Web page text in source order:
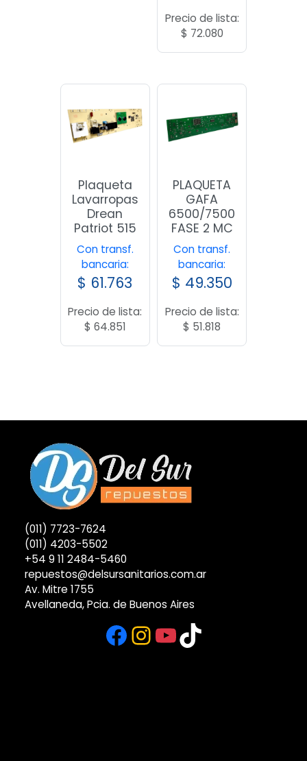
Precio de lista:
$ 72.080
Plaqueta
Lavarropas
Drean
Patriot 515
Con transf.
bancaria:
$ 61.763
Precio de lista:
$ 64.851
PLAQUETA
GAFA
6500/7500
FASE 2 MC
Con transf.
bancaria:
$ 49.350
Precio de lista:
$ 51.818
(011) 7723-7624
(011) 4203-5502
+54 9 11 2484-5460
repuestos@delsursanitarios.com.ar
Av. Mitre 1755
Avellaneda, Pcia. de Buenos Aires
Facebook
Instagram
YouTube
TikTok